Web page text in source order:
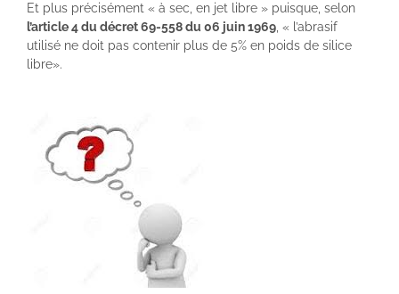
Et plus précisément « à sec, en jet libre » puisque, selon
l’article 4 du décret 69-558 du 06 juin 1969 , « l’abrasif
utilisé ne doit pas contenir plus de 5% en poids de silice
libre».